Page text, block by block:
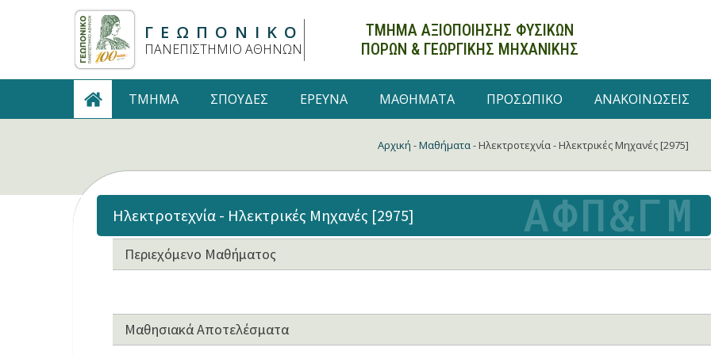
ΓΕΩΠΟΝΙΚΟ
ΠΑΝΕΠΙΣΤΗΜΙΟ ΑΘΗΝΩΝ
ΤΜΗΜΑ ΑΞΙΟΠΟΙΗΣΗΣ ΦΥΣΙΚΩΝ
ΠΟΡΩΝ & ΓΕΩΡΓΙΚΗΣ ΜΗΧΑΝΙΚΗΣ
TMHMA ΣΠΟΥΔΕΣ ΕΡΕΥΝΑ ΜΑΘΗΜΑΤΑ ΠΡΟΣΩΠΙΚΟ ΑΝΑΚΟΙΝΩΣΕΙΣ
Αρχική -Μαθήματα-Ηλεκτροτεχνία - Ηλεκτρικές Μηχανές [2975]
Ηλεκτροτεχνία - Ηλεκτρικές Μηχανές [2975]
Περιεχόμενο Μαθήματος
Μαθησιακά Αποτελέσματα